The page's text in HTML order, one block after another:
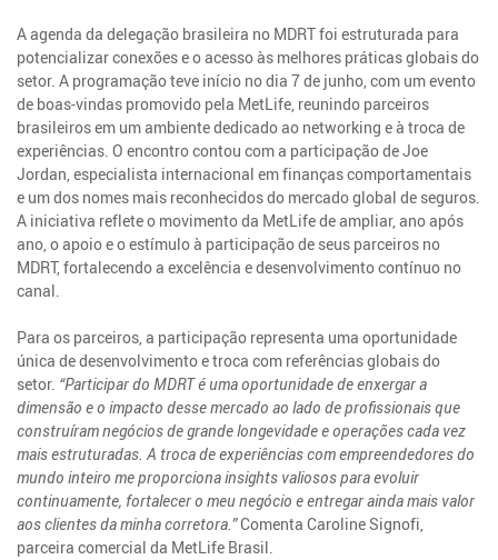
A agenda da delegação brasileira no MDRT foi estruturada para
potencializar conexões e o acesso às melhores práticas globais do
setor. A programação teve início no dia 7 de junho, com um evento
de boas-vindas promovido pela MetLife, reunindo parceiros
brasileiros em um ambiente dedicado ao networking e à troca de
experiências. O encontro contou com a participação de Joe
Jordan, especialista internacional em finanças comportamentais
e um dos nomes mais reconhecidos do mercado global de seguros.
A iniciativa reflete o movimento da MetLife de ampliar, ano após
ano, o apoio e o estímulo à participação de seus parceiros no
MDRT, fortalecendo a excelência e desenvolvimento contínuo no
canal.
Para os parceiros, a participação representa uma oportunidade
única de desenvolvimento e troca com referências globais do
setor. “Participar do MDRT é uma oportunidade de enxergar a
dimensão e o impacto desse mercado ao lado de profissionais que
construíram negócios de grande longevidade e operações cada vez
mais estruturadas. A troca de experiências com empreendedores do
mundo inteiro me proporciona insights valiosos para evoluir
continuamente, fortalecer o meu negócio e entregar ainda mais valor
aos clientes da minha corretora.”Comenta Caroline Signofi,
parceira comercial da MetLife Brasil.